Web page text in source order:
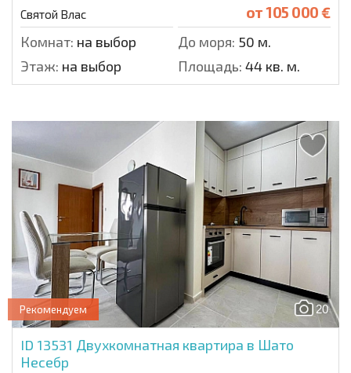
Святой Влас от105 000 €
Комнат: на выбор До моря: 50 м.
Этаж: на выбор Площадь: 44 кв. м.
20
Рекомендуем
ID 13531 Двухкомнатная квартира в Шато
Несебр